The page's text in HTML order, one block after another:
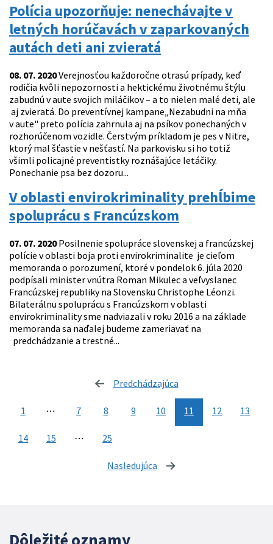
Polícia upozorňuje: nenechávajte v
letných horúčavách v zaparkovaných
autách deti ani zvieratá
08. 07. 2020Verejnosťou každoročne otrasú prípady, keď
rodičia kvôli nepozornosti a hektickému životnému štýlu
zabudnú v aute svojich miláčikov – a to nielen malé deti, ale
aj zvieratá. Do preventívnej kampane„Nezabudni na mňa
v aute" preto polícia zahrnula aj na psíkov ponechaných v
rozhorúčenom vozidle. Čerstvým príkladom je pes v Nitre,
ktorý mal šťastie v nešťastí. Na parkovisku si ho totiž
všimli policajné preventistky roznášajúce letáčiky.
Ponechanie psa bez dozoru...
V oblasti envirokriminality prehĺbime
spoluprácu s Francúzskom
07. 07. 2020Posilnenie spolupráce slovenskej a francúzskej
polície v oblasti boja proti envirokriminalite je cieľom
memoranda o porozumení, ktoré v pondelok 6. júla 2020
podpísali minister vnútra Roman Mikulec a veľvyslanec
Francúzskej republiky na Slovensku Christophe Léonzi.
Bilaterálnu spoluprácu s Francúzskom v oblasti
envirokriminality sme nadviazali v roku 2016 a na základe
memoranda sa naďalej budeme zameriavať na
predchádzanie a trestné...
Predchádzajúca
1 ⋯ 7 8 9 10 11 12 13
14 15 ⋯ 25
Nasledujúca stránka